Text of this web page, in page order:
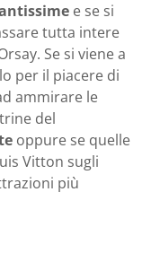
e se si
tutta intere
Se si viene a
per il piacere di
ammirare le
del
oppure se quelle
Vitton sugli
più